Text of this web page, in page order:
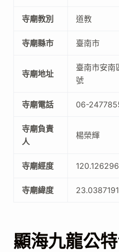
寺廟教別 道教
寺廟縣市 臺南市
寺廟地址
臺南市安南
號
寺廟電話 06-
寺廟負責
人
楊榮輝
寺廟經度
寺廟緯度
顯海九龍公